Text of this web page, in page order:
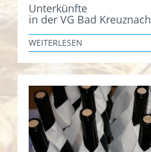
Unterkünfte
in der VG Bad Kreuznach
WEITERLESEN